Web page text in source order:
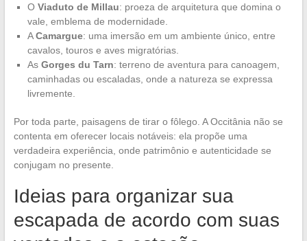
O Viaduto de Millau: proeza de arquitetura que domina o
vale, emblema de modernidade.
ACamargue: uma imersão em um ambiente único, entre
cavalos, touros e aves migratórias.
As Gorges du Tarn: terreno de aventura para canoagem,
caminhadas ou escaladas, onde a natureza se expressa
livremente.
Por toda parte, paisagens de tirar o fôlego. A Occitânia não se
contenta em oferecer locais notáveis: ela propõe uma
verdadeira experiência, onde patrimônio e autenticidade se
conjugam no presente.
Ideias para organizar sua
escapada de acordo com suas